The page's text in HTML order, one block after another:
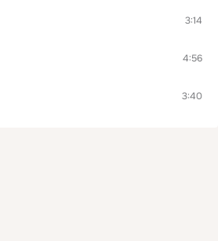
3:14
4:56
3:40